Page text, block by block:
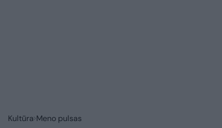
Kultūra Meno pulsas